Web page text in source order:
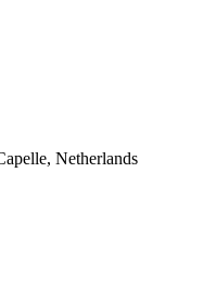
Netherlands